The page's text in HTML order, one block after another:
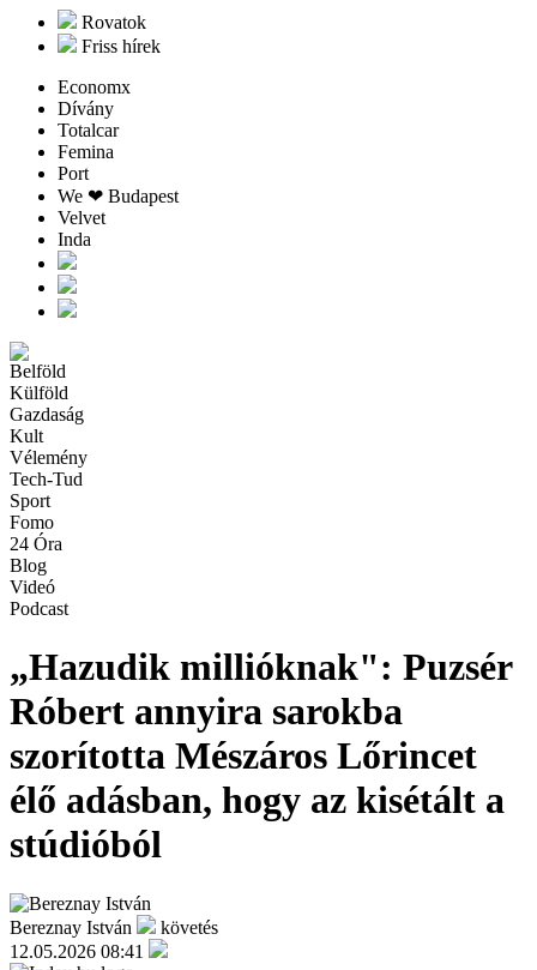
Rovatok
Friss hírek
Economx
Dívány
Totalcar
Femina
Port
We ❤︎ Budapest
Velvet
Inda
Belföld
Külföld
Gazdaság
Kult
Vélemény
Tech-Tud
Sport
Fomo
24 Óra
Blog
Videó
Podcast
„Hazudik millióknak": Puzsér
Róbert annyira sarokba
szorította Mészáros Lőrincet
élő adásban, hogy az kisétált a
stúdióból
Bereznay István
követés
12.05.2026 08:41